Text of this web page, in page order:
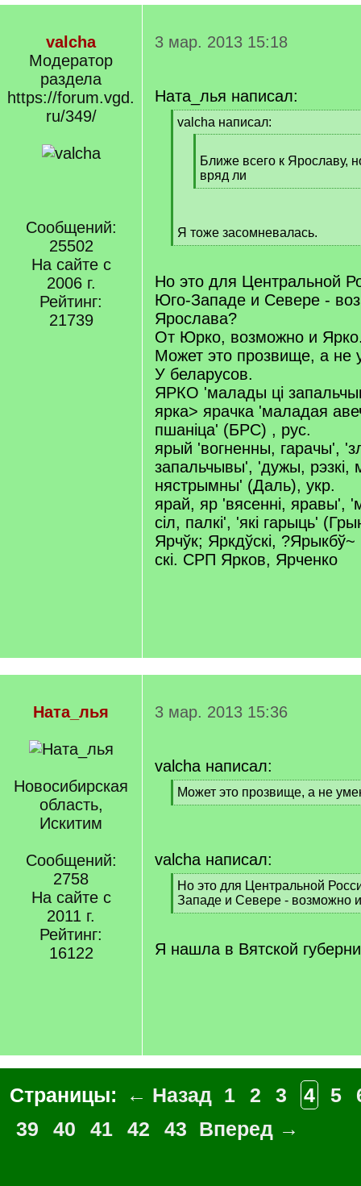
valcha
Модератор
раздела
https://forum.vgd.
ru/349/
Сообщений:
25502
На сайте с
2006 г.
Рейтинг:
21739
3 мар. 2013 15:18
Ната_лья написал:
[valcha написал:
q
]
Ближе всего к Ярославу,
вряд ли
[
]
Я тоже засомневалась.
[
q
Но это для Центральной
Юго-Западе и Севере -
Ярослава?
От Юрко, возможно и
Может это прозвище, а не
У беларусов.
ЯРКО 'малады ці
ярка> ярачка 'маладая
пшаніца' (БРС) , рус.
ярый 'вогненны, гарачы',
запальчывы', 'дужы, рэзкі,
нястрымны' (Даль), укр.
ярай, яр 'вясенні, яравы',
сіл, палкі', 'які гарыць'
Ярчўк; Яркдўскі, ?Ярыкбў~
скі. СРП Ярков, Ярченко
Ната_лья
Новосибирская
область,
Искитим
Сообщений:
2758
На сайте с
2011 г.
Рейтинг:
16122
3 мар. 2013 15:36
valcha написал:
[
q
Может это прозвище, а не
[
valcha написал:
[
q
]
Но это для Центральной
Западе и Севере - возможно
[
q
]
Я нашла в Вятской
Страницы: ← Назад 1 2 3 4 5
39
40 41 42 43 Вперед →